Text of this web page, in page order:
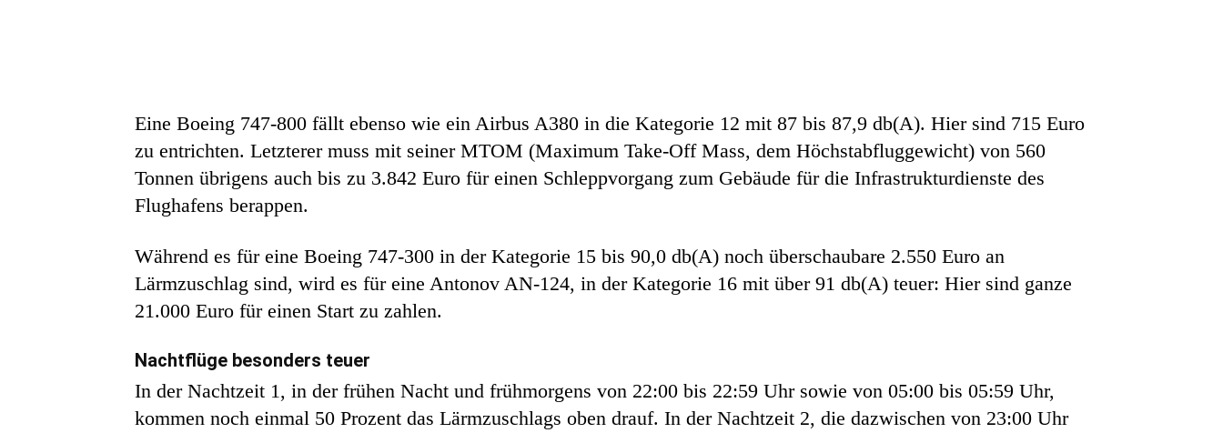
Eine Boeing 747-800 fällt ebenso wie ein Airbus A380 in die Kategorie 12 mit 87 bis 87,9 db(A). Hier sind 715 Euro
zu entrichten. Letzterer muss mit seiner MTOM (Maximum Take-Off Mass, dem Höchstabfluggewicht) von 560
Tonnen übrigens auch bis zu 3.842 Euro für einen Schleppvorgang zum Gebäude für die Infrastrukturdienste des
Flughafens berappen.
Während es für eine Boeing 747-300 in der Kategorie 15 bis 90,0 db(A) noch überschaubare 2.550 Euro an
Lärmzuschlag sind, wird es für eine Antonov AN-124, in der Kategorie 16 mit über 91 db(A) teuer: Hier sind ganze
21.000 Euro für einen Start zu zahlen.
Nachtflüge besonders teuer
In der Nachtzeit 1, in der frühen Nacht und frühmorgens von 22:00 bis 22:59 Uhr sowie von 05:00 bis 05:59 Uhr,
kommen noch einmal 50 Prozent das Lärmzuschlags oben drauf. In der Nachtzeit 2, die dazwischen von 23:00 Uhr